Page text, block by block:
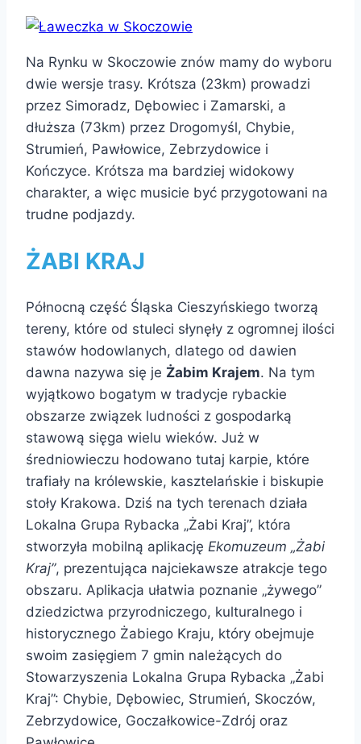
Na Rynku w Skoczowie znów mamy do wyboru
dwie wersje trasy. Krótsza (23km) prowadzi
przez Simoradz, Dębowiec i Zamarski, a
dłuższa (73km) przez Drogomyśl, Chybie,
Strumień, Pawłowice, Zebrzydowice i
Kończyce. Krótsza ma bardziej widokowy
charakter, a więc musicie być przygotowani na
trudne podjazdy.
ŻABI KRAJ
Północną część Śląska Cieszyńskiego tworzą
tereny, które od stuleci słynęły z ogromnej ilości
stawów hodowlanych, dlatego od dawien
dawna nazywa się je Żabim Krajem. Na tym
wyjątkowo bogatym w tradycje rybackie
obszarze związek ludności z gospodarką
stawową sięga wielu wieków. Już w
średniowieczu hodowano tutaj karpie, które
trafiały na królewskie, kasztelańskie i biskupie
stoły Krakowa. Dziś na tych terenach działa
Lokalna Grupa Rybacka „Żabi Kraj”, która
stworzyła mobilną aplikację Ekomuzeum „Żabi
Kraj”, prezentująca najciekawsze atrakcje tego
obszaru. Aplikacja ułatwia poznanie „żywego”
dziedzictwa przyrodniczego, kulturalnego i
historycznego Żabiego Kraju, który obejmuje
swoim zasięgiem 7 gmin należących do
Stowarzyszenia Lokalna Grupa Rybacka „Żabi
Kraj”: Chybie, Dębowiec, Strumień, Skoczów,
Zebrzydowice, Goczałkowice-Zdrój oraz